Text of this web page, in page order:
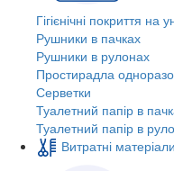
Гігієнічні покриття на
Рушники в пачках
Рушники в рулонах
Простирадла
Серветки
Туалетний папір в
Туалетний папір в
Витратні